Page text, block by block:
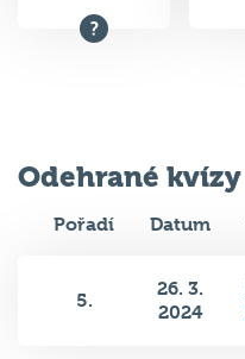
Odehrané kvízy
Pořadí Datum
5.
26. 3.
2024